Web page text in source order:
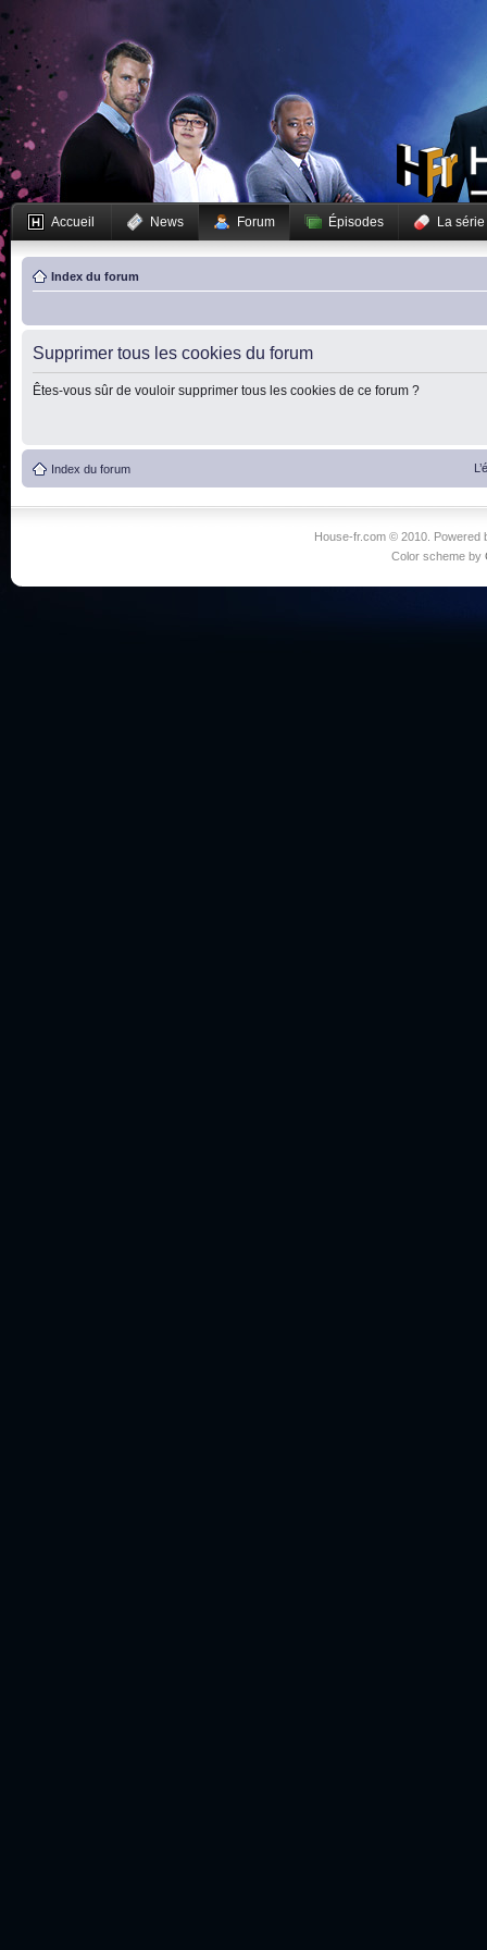
Accueil News Forum Épisodes La série
Index du forum
Supprimer tous les cookies du forum
Êtes-vous sûr de vouloir supprimer tous les cookies de ce forum ?
Index du forum
House-fr.com © 2010. Powered
Color scheme by